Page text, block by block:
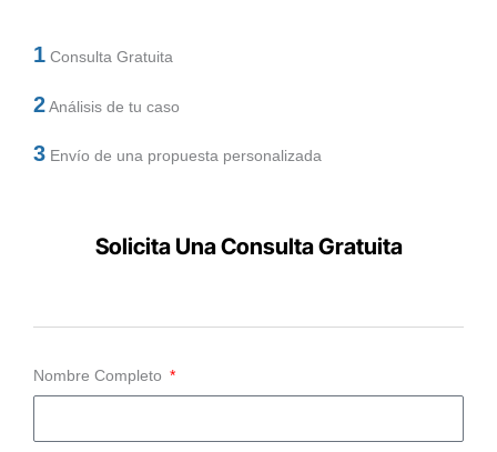
1 Consulta Gratuita
2Análisis de tu caso
3 Envío de una propuesta personalizada
Solicita Una Consulta Gratuita
Nombre Completo